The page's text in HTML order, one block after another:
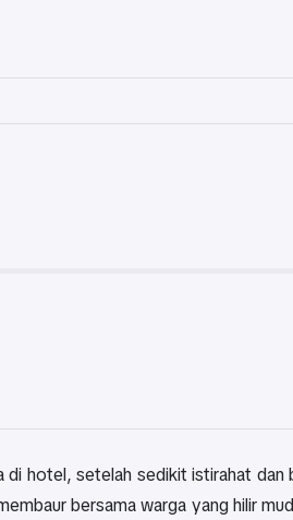
di hotel, setelah sedikit istirahat dan
bersama warga yang hilir